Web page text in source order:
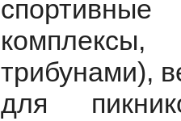
трибунами),
для